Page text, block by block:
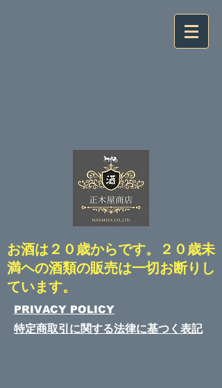
​お酒は２０歳からです。２０歳未
満ヘの酒類の販売は一切お断りし
ています。
​PRIVACY POLICY
特定商取引に関する法律​に基つく表記